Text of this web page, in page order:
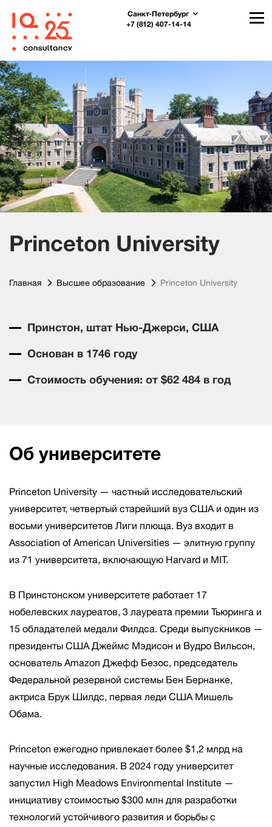
Санкт-Петербург
+7 (812) 407-14-14
Princeton University
Главная Высшее образование Princeton University
Принстон, штат Нью-Джерси, США
Основан в 1746 году
Стоимость обучения: от $62 484 в год
Об университете
Princeton University — частный исследовательский
университет, четвертый старейший вуз США и один из
восьми университетов Лиги плюща. Вуз входит в
Association of American Universities — элитную группу
из 71 университета, включающую Harvard и MIT.
В Принстонском университете работает 17
нобелевских лауреатов, 3 лауреата премии Тьюринга и
15 обладателей медали Филдса. Среди выпускников —
президенты США Джеймс Мэдисон и Вудро Вильсон,
основатель Amazon Джефф Безос, председатель
Федеральной резервной системы Бен Бернанке,
актриса Брук Шилдс, первая леди США Мишель
Обама.
Princeton ежегодно привлекает более $1,2 млрд на
научные исследования. В 2024 году университет
запустил High Meadows Environmental Institute —
инициативу стоимостью $300 млн для разработки
технологий устойчивого развития и борьбы с